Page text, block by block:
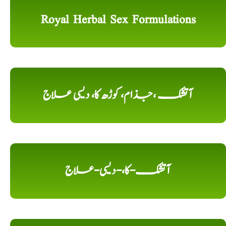
Royal Herbal Sex Formulations
آتشک ،جذام، کوڑھ کا، دیسی علاج
آتشک-کا،-دیسی-علاج